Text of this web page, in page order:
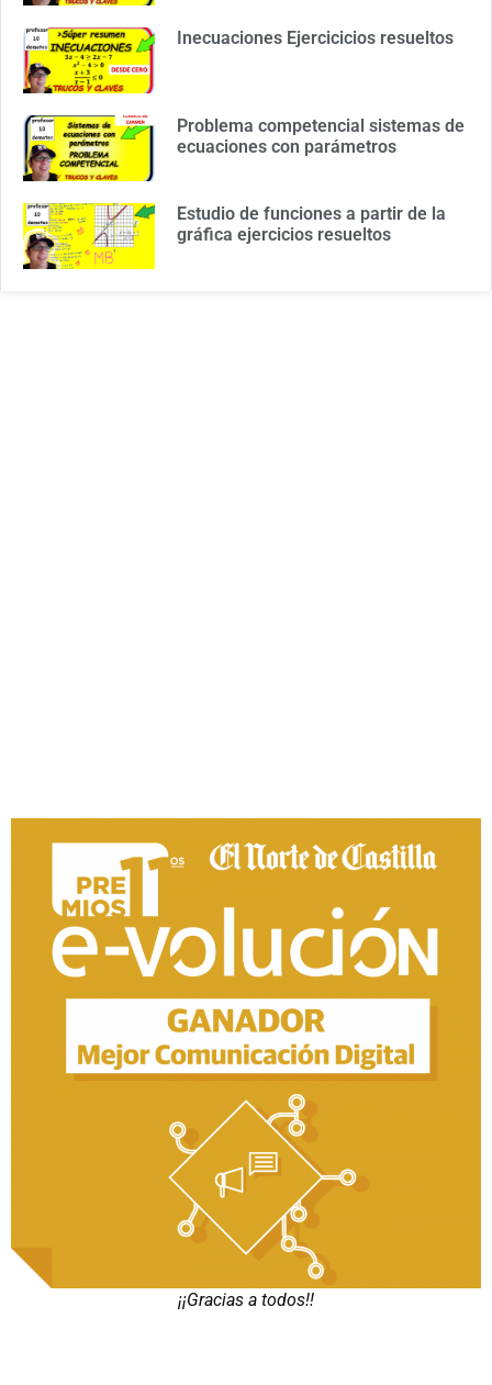
Inecuaciones Ejercicicios resueltos
Problema competencial sistemas de
ecuaciones con parámetros
Estudio de funciones a partir de la
gráfica ejercicios resueltos
¡¡Gracias a todos!!